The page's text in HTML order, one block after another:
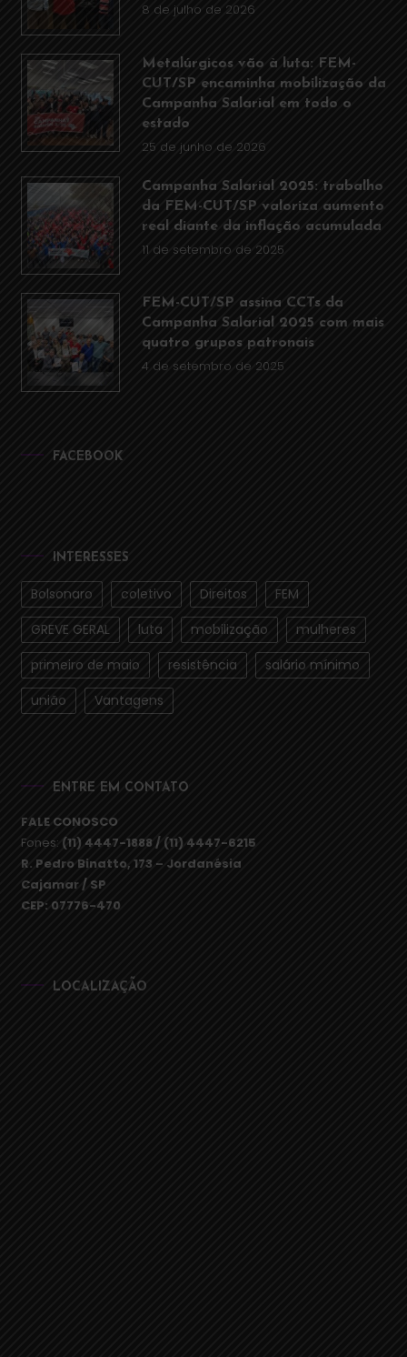
8 de julho de 2026
Metalúrgicos vão à luta: FEM-
CUT/SP encaminha mobilização da
Campanha Salarial em todo o
estado
25 de junho de 2026
Campanha Salarial 2025: trabalho
da FEM-CUT/SP valoriza aumento
real diante da inflação acumulada
11 de setembro de 2025
FEM-CUT/SP assina CCTs da
Campanha Salarial 2025 com mais
quatro grupos patronais
4 de setembro de 2025
FACEBOOK
INTERESSES
Bolsonaro coletivo Direitos
FEM
GREVE GERAL
luta mobilização
mulheres
primeiro de maio
resistência
salário mínimo
união
Vantagens
ENTRE EM CONTATO
FALE CONOSCO
Fones: (11) 4447-1888 / (11) 4447-6215
R. Pedro Binatto, 173 – Jordanésia
Cajamar / SP
CEP: 07776-470
LOCALIZAÇÃO